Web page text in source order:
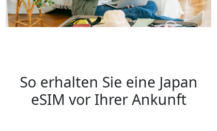
So erhalten Sie eine Japan
eSIM vor Ihrer Ankunft